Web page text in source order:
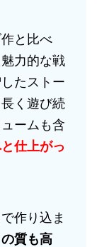
と比べ
力的な戦
たストー
く遊び続
ームも含
仕上がっ
作り込ま
質も高